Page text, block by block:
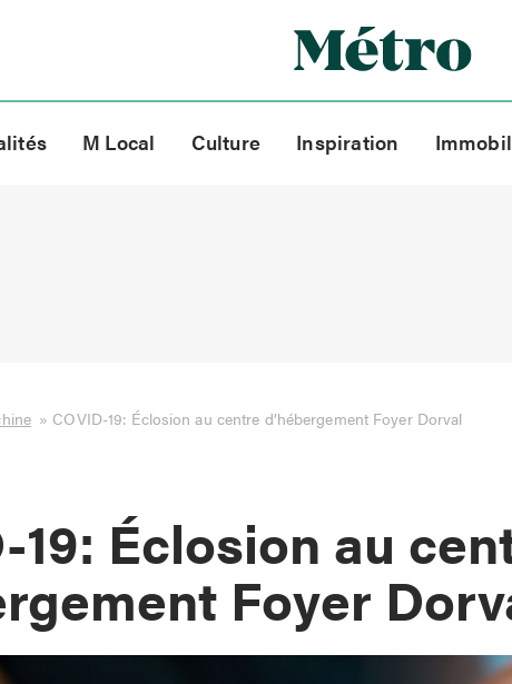
M Local Culture Inspiration
» COVID-19: Éclosion au centre d’hébergement Foyer Dorval
19: Éclosion au
Foyer